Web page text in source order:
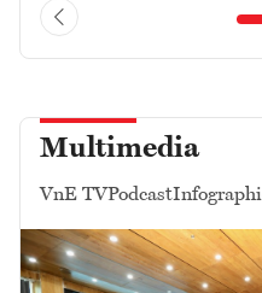
Multimedia
VnE TVPodcast